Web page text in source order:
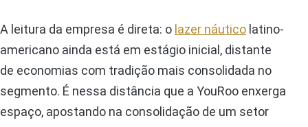
A leitura da empresa é direta: o lazer náutico latino-
americano ainda está em estágio inicial, distante
de economias com tradição mais consolidada no
segmento. É nessa distância que a YouRoo enxerga
espaço, apostando na consolidação de um setor